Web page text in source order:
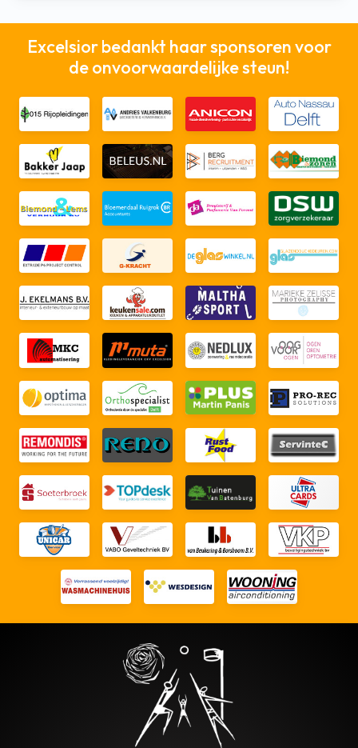
Excelsior bedankt haar sponsoren voor
de onvoorwaardelijke steun!